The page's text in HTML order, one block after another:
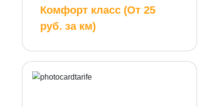
Комфорт класс (От 25
руб. за км)